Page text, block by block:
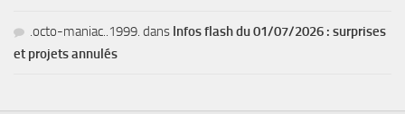
.octo-maniac..1999. dans Infos flash du 01/07/2026 : surprises
et projets annulés